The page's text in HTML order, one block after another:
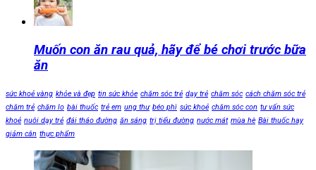
Muốn con ăn rau quả, hãy để bé chơi trước bữa
ăn
sức khoẻ vàng khỏe và đẹp tin sức khỏe chăm sóc trẻ dạy trẻ chăm sóc cách chăm sóc trẻ
chăm trẻ chăm lo bài thuốc trẻ em ung thư béo phì sức khoẻ chăm sóc con tư vấn sức
khoẻ nuôi dạy trẻ đái tháo đường ăn sáng trị tiểu đường nước mát mùa hè Bài thuốc hay
giảm cân thực phẩm